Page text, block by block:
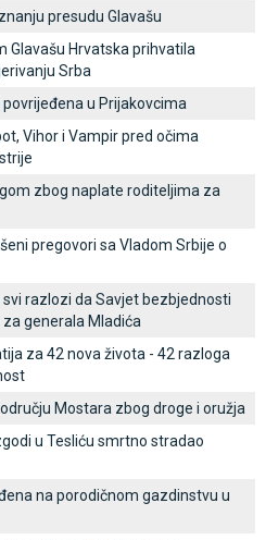
presudu Glavašu
Glavašu Hrvatska prihvatila
Srba
u Prijakovcima
Vihor i Vampir pred očima
zbog naplate roditeljima za
pregovori sa Vladom Srbije o
razlozi da Savjet bezbjednosti
generala Mladića
za 42 nova života - 42 razloga
Mostara zbog droge i oružja
u Tesliću smrtno stradao
na porodičnom gazdinstvu u